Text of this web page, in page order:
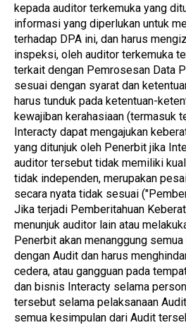
kepada auditor terkemuka yang
informasi yang diperlukan untuk
terhadap DPA ini, dan harus
inspeksi, oleh auditor terkemuka
terkait dengan Pemrosesan Data
sesuai dengan syarat dan
harus tunduk pada ketentuan-
kewajiban kerahasiaan (termasuk
Interacty dapat mengajukan
yang ditunjuk oleh Penerbit jika
auditor tersebut tidak memiliki
tidak independen, merupakan
secara nyata tidak sesuai
Jika terjadi Pemberitahuan
menunjuk auditor lain atau
Penerbit akan menanggung
dengan Audit dan harus
cedera, atau gangguan pada
dan bisnis Interacty selama
tersebut selama pelaksanaan
semua kesimpulan dari Audit